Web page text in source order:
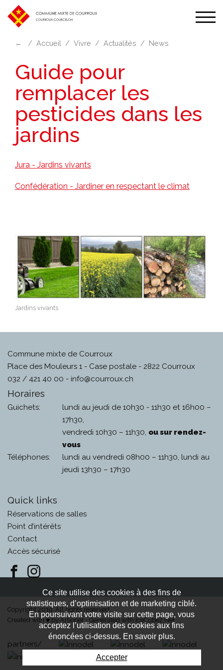
← Accueil Vivre Actualités News
Guide pour
remplacer les
pesticides dans les
jardins
Jura - Jardins vivants
Confédération - Jardiner en respectant le climat
Jardins vivants
Commune mixte de Courroux
Place des Mouleurs 1 - Case postale - 2822 Courroux
032 / 421 40 00 - info@courroux.ch
Horaires
Guichets:
lundi au jeudi de 10h30 - 11h30 et 16h00 –
17h30,
vendredi 10h30 – 11h30, ou sur rendez-
vous
Téléphones:
lundi au vendredi 08h00 – 11h30, lundi au
jeudi 13h30 – 17h30
Quick links
Réservations de salles
Point d’intérêts
Contact
Accès sécurisé
Copyright 2019. All rights reserved.
Created with ♥byArtionet - Generated with IceCube2.Net
partners/
Ce site utilise des cookies à des fins de
statistiques, d’optimisation et de marketing ciblé.
En poursuivant votre visite sur cette page, vous
acceptez l’utilisation des cookies aux fins
énoncées ci-dessus. En savoir plus.
Accepter